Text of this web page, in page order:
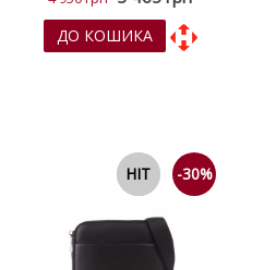
ДО КОШИКА
-30%
HIT
NEW